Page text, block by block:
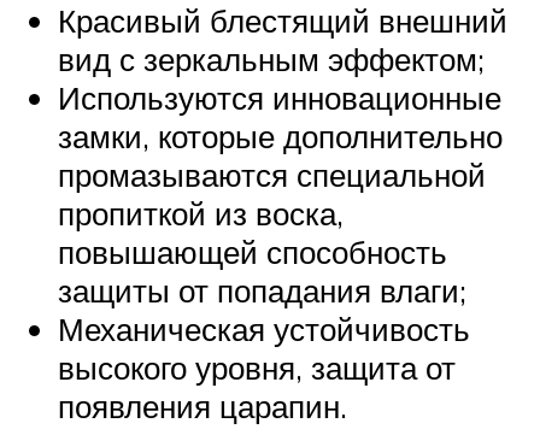
Красивый блестящий внешний
вид с зеркальным эффектом;
Используются инновационные
замки, которые дополнительно
промазываются специальной
пропиткой из воска,
повышающей способность
защиты от попадания влаги;
Механическая устойчивость
высокого уровня, защита от
появления царапин.